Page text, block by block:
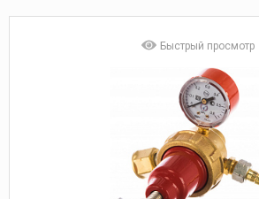
Быстрый просмотр